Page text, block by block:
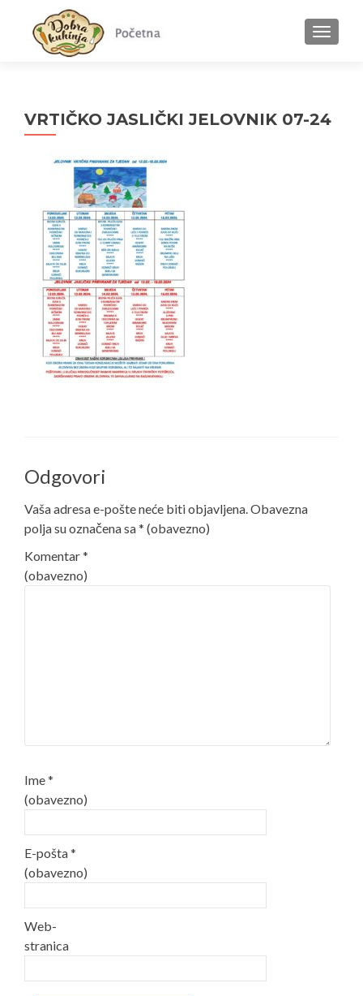
MENU
VRTIČKO JASLIČKI JELOVNIK 07-24
Odgovori
Vaša adresa e-pošte neće biti objavljena.Obavezna
polja su označena sa* (obavezno)
Komentar*
(obavezno)
Ime*
(obavezno)
E-pošta*
(obavezno)
Web-
stranica